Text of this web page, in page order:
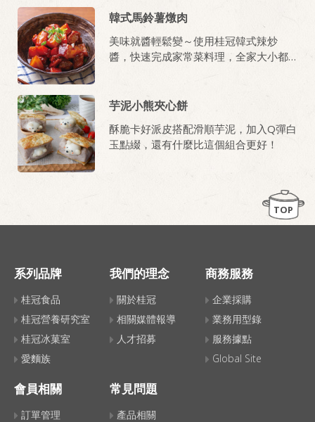
韓式馬鈴薯燉肉
美味就醬輕鬆變～使用桂冠韓式辣炒
醬，快速完成家常菜料理，全家大小都
芋泥小熊夾心餅
酥脆卡好派皮搭配滑順芋泥，加入Q彈白
玉點綴，還有什麼比這個組合更好！
TOP
系列品牌
桂冠食品
桂冠營養研究室
桂冠冰菓室
愛麵族
我們的理念
關於桂冠
相關媒體報導
人才招募
商務服務
企業採購
業務用型錄
服務據點
Global Site
會員相關
訂單管理
常見問題
產品相關